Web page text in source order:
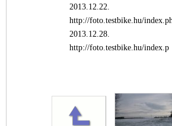
2013.12.22.
http://foto.testbike.hu/
2013.12.28.
http://foto.testbike.hu/index.p